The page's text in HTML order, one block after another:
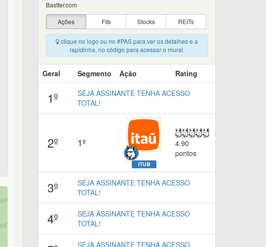
Bastter.com
Ações
FIIs Stocks REITs
clique no logo ou no #PAS para ver os detalhes e a
rapidinha, no código para acessar o mural.
Geral Segmento Ação Rating
1º
SEJA ASSINANTE TENHA ACESSO
TOTAL!
2º 1º
ITUB
4.90
pontos
3º
SEJA ASSINANTE TENHA ACESSO
TOTAL!
4º
SEJA ASSINANTE TENHA ACESSO
TOTAL!
SEJA ASSINANTE TENHA ACESSO